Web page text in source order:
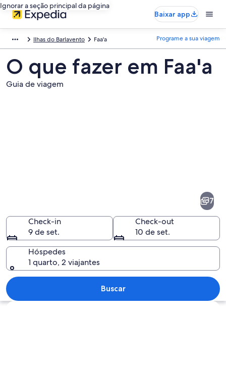
Ignorar a seção principal da página
Baixar app
Ilhas do Barlavento Faa'a Programe a sua viagem
O que fazer em Faa'a
Guia de viagem
Paisagem costeira com vista para o
7
Check-in
9 de set.
Check-out
10 de set.
Hóspedes
1 quarto, 2 viajantes
Buscar
Explorar mapa